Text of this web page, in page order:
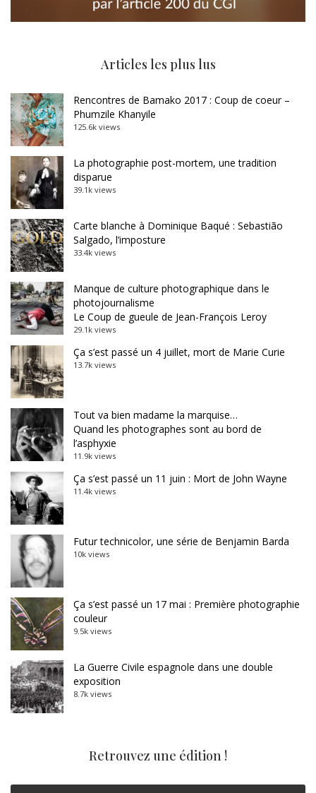
Articles les plus lus
Rencontres de Bamako 2017 : Coup de coeur –
Phumzile Khanyile
125.6k views
La photographie post-mortem, une tradition
disparue
39.1k views
Carte blanche à Dominique Baqué : Sebastião
Salgado, l’imposture
33.4k views
Manque de culture photographique dans le
photojournalisme
Le Coup de gueule de Jean-François Leroy
29.1k views
Ça s’est passé un 4 juillet, mort de Marie Curie
13.7k views
Tout va bien madame la marquise…
Quand les photographes sont au bord de
l’asphyxie
11.9k views
Ça s’est passé un 11 juin : Mort de John Wayne
11.4k views
Futur technicolor, une série de Benjamin Barda
10k views
Ça s’est passé un 17 mai : Première photographie
couleur
9.5k views
La Guerre Civile espagnole dans une double
exposition
8.7k views
Retrouvez une édition !